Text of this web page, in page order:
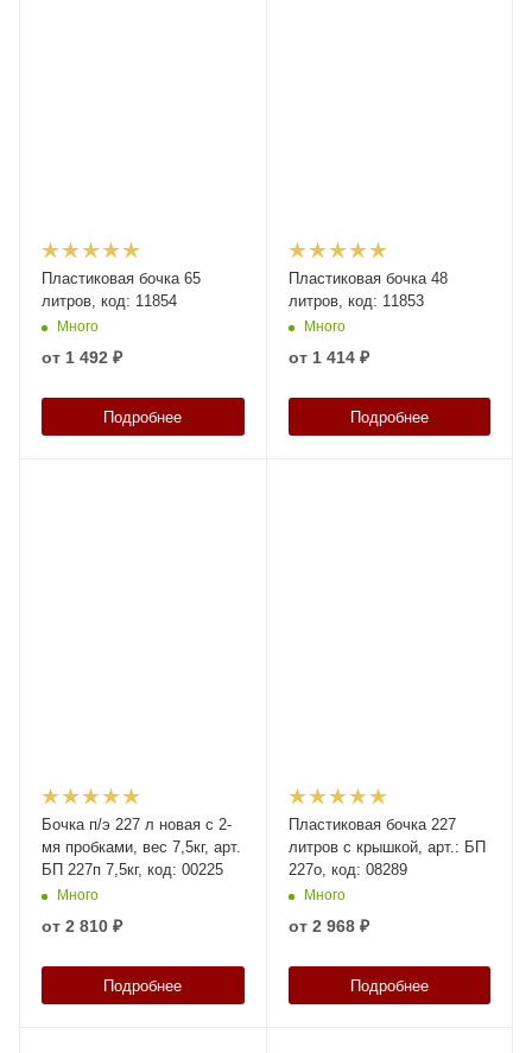
Пластиковая бочка 65
литров, код: 11854
Много
от 1 492 ₽
Подробнее
Пластиковая бочка 48
литров, код: 11853
Много
от 1 414 ₽
Подробнее
Бочка п/э 227 л новая с 2-
мя пробками, вес 7,5кг, арт.
БП 227п 7,5кг, код: 00225
Много
от 2 810 ₽
Подробнее
Пластиковая бочка 227
литров с крышкой, арт.: БП
227о, код: 08289
Много
от 2 968 ₽
Подробнее